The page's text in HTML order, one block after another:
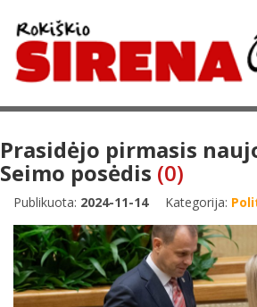
Prasidėjo pirmasis
Seimo posėdis (0)
Publikuota: 2024-11-14 Kategorija: